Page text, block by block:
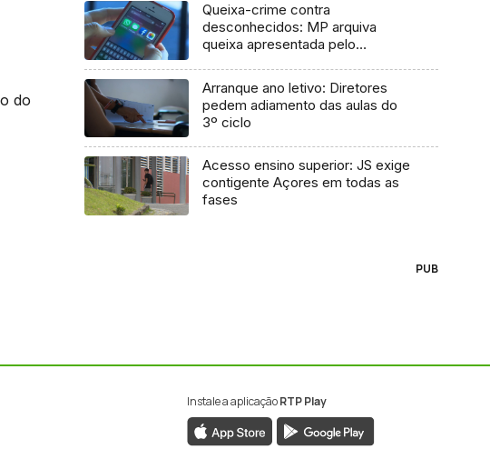
do
Queixa-crime contra
desconhecidos: MP arquiva
queixa apresentada pelo
Arranque ano letivo: Diretores
pedem adiamento das aulas do
3º ciclo
Acesso ensino superior: JS exige
contigente Açores em todas as
fases
PUB
Instale a aplicaçãoRTP Play